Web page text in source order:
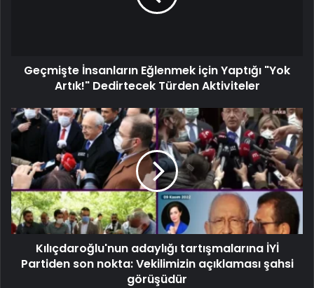
Geçmişte İnsanların Eğlenmek için Yaptığı "Yok
Artık!" Dedirtecek Türden Aktiviteler
Kılıçdaroğlu'nun adaylığı tartışmalarına İYİ
Partiden son nokta: Vekilimizin açıklaması şahsi
görüşüdür